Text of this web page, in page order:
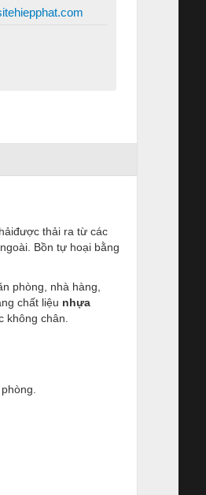
thải ra từ các
Bồn tự hoại bằng
phòng, nhà hàng,
chất liệu nhựa
không chân.